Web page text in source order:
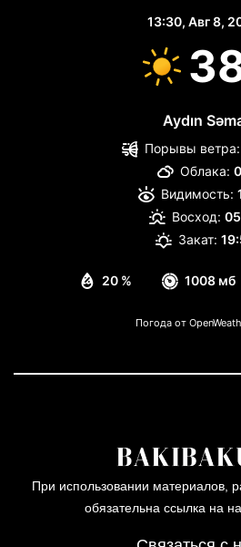
13:30, Авг 8,
Aydın
20 % 1008 мб
Порывы ветра:
Облака:
Видимость:
Восход:
Закат:
Погода от
При использовании материалов,
обязательна ссылка на